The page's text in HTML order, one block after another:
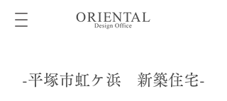
-平塚市虹ケ浜 新築住宅-